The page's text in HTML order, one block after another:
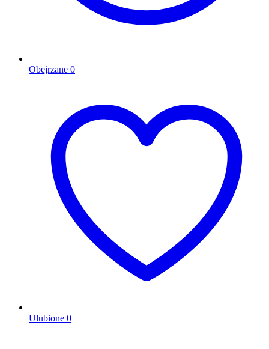
Obejrzane 0
Ulubione 0